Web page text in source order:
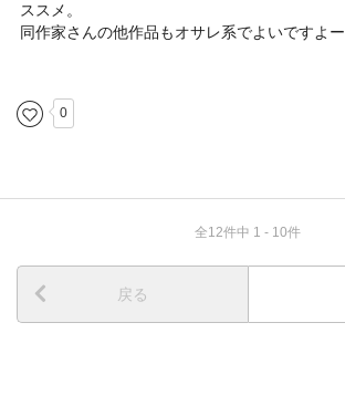
ススメ。
同作家さんの他作品もオサレ系でよいですよー
0
全12件中 1 - 10件
戻る